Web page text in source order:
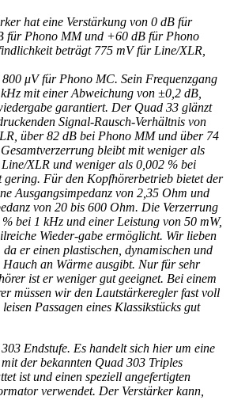
hat eine Verstärkung von 0 dB für
für Phono MM und +60 dB für Phono
beträgt 775 mV für Line/XLR,
μV für Phono MC. Sein Frequenzgang
mit einer Abweichung von ±0,2 dB,
garantiert. Der Quad 33 glänzt
Signal-Rausch-Verhältnis von
über 82 dB bei Phono MM und über 74
bleibt mit weniger als
XLR und weniger als 0,002 % bei
Für den Kopfhörerbetrieb bietet der
Ausgangsimpedanz von 2,35 Ohm und
von 20 bis 600 Ohm. Die Verzerrung
bei 1 kHz und einer Leistung von 50 mW,
Wieder-gabe ermöglicht. Wir lieben
er einen plastischen, dynamischen und
Hauch an Wärme ausgibt. Nur für sehr
ist er weniger gut geeignet. Bei einem
müssen wir den Lautstärkeregler fast voll
Passagen eines Klassikstücks gut
Endstufe. Es handelt sich hier um eine
der bekannten Quad 303 Triples
ist und einen speziell angefertigten
verwendet. Der Verstärker kann,